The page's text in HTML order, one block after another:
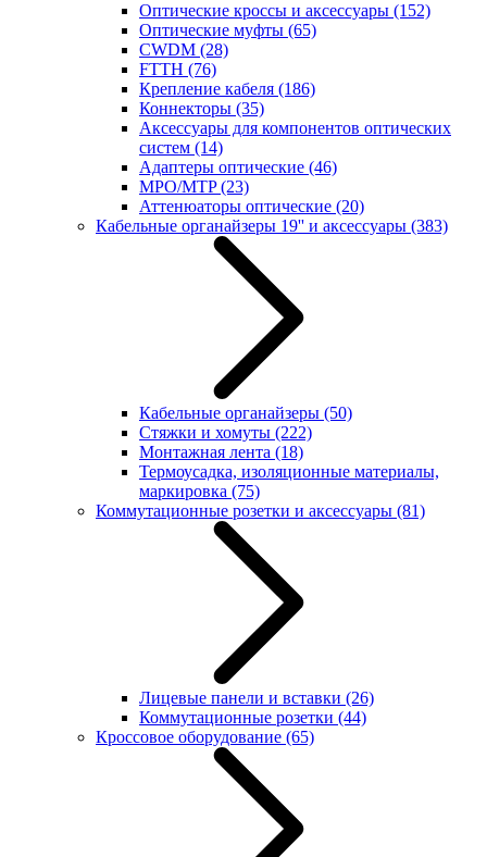
Оптические кроссы и аксессуары (152)
Оптические муфты (65)
CWDM (28)
FTTH (76)
Крепление кабеля (186)
Коннекторы (35)
Аксессуары для компонентов оптических
систем (14)
Адаптеры оптические (46)
MPO/MTP(23)
Аттенюаторы оптические (20)
Кабельные органайзеры 19'' и аксессуары (383)
Кабельные органайзеры (50)
Стяжки и хомуты (222)
Монтажная лента (18)
Термоусадка, изоляционные материалы,
маркировка (75)
Коммутационные розетки и аксессуары (81)
Лицевые панели и вставки (26)
Коммутационные розетки (44)
Кроссовое оборудование (65)